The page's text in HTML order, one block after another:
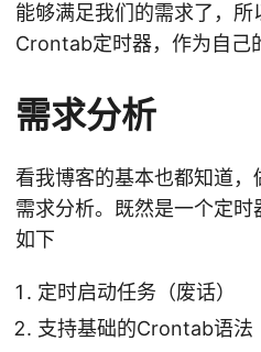
能够满足我们的需求了，
Crontab定时器，作为自己
需求分析
看我博客的基本也都知道
需求分析。既然是一个定
如下
定时启动任务（废话）
支持基础的Crontab语法